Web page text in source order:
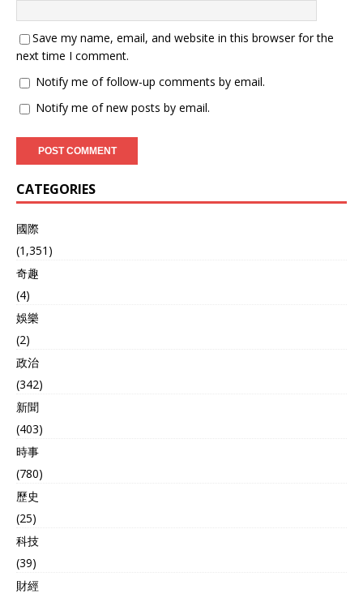
Save my name, email, and website in this browser for the
next time I comment.
Notify me of follow-up comments by email.
Notify me of new posts by email.
CATEGORIES
國際
(1,351)
奇趣
(4)
娛樂
(2)
政治
(342)
新聞
(403)
時事
(780)
歷史
(25)
科技
(39)
財經